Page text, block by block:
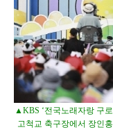
▲KBS ‘전국노래자랑 구
고척교 축구장에서 장인